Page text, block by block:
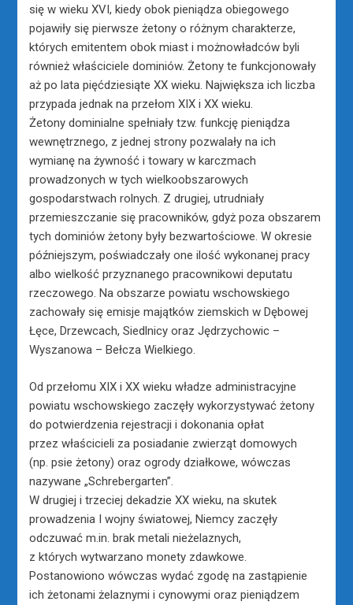
się w wieku XVI, kiedy obok pieniądza obiegowego
pojawiły się pierwsze żetony o różnym charakterze,
których emitentem obok miast i możnowładców byli
również właściciele dominiów. Żetony te funkcjonowały
aż po lata pięćdziesiąte XX wieku. Największa ich liczba
przypada jednak na przełom XIX i XX wieku.
Żetony dominialne spełniały tzw. funkcję pieniądza
wewnętrznego, z jednej strony pozwalały na ich
wymianę na żywność i towary w karczmach
prowadzonych w tych wielkoobszarowych
gospodarstwach rolnych. Z drugiej, utrudniały
przemieszczanie się pracowników, gdyż poza obszarem
tych dominiów żetony były bezwartościowe. W okresie
późniejszym, poświadczały one ilość wykonanej pracy
albo wielkość przyznanego pracownikowi deputatu
rzeczowego. Na obszarze powiatu wschowskiego
zachowały się emisje majątków ziemskich w Dębowej
Łęce, Drzewcach, Siedlnicy oraz Jędrzychowic –
Wyszanowa – Bełcza Wielkiego.
Od przełomu XIX i XX wieku władze administracyjne
powiatu wschowskiego zaczęły wykorzystywać żetony
do potwierdzenia rejestracji i dokonania opłat
przez właścicieli za posiadanie zwierząt domowych
(np. psie żetony) oraz ogrody działkowe, wówczas
nazywane „Schrebergarten”.
W drugiej i trzeciej dekadzie XX wieku, na skutek
prowadzenia I wojny światowej, Niemcy zaczęły
odczuwać m.in. brak metali nieżelaznych,
z których wytwarzano monety zdawkowe.
Postanowiono wówczas wydać zgodę na zastąpienie
ich żetonami żelaznymi i cynowymi oraz pieniądzem